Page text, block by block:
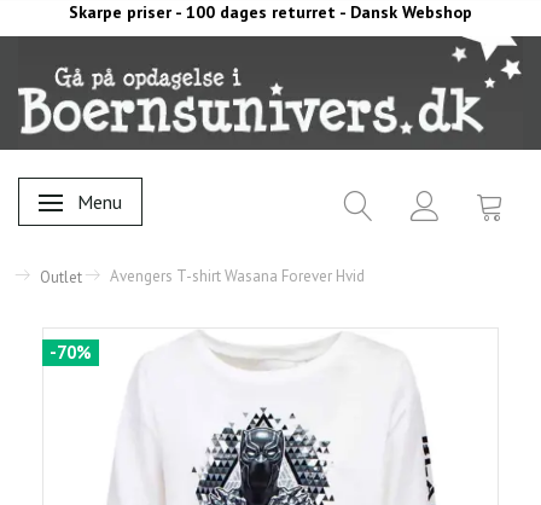
Skarpe priser - 100 dages returret - Dansk Webshop
Skifte navigation
Menu
Outlet Avengers T-shirt Wasana Forever Hvid
-70%